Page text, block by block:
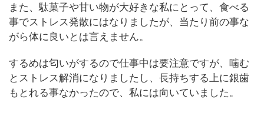
また、駄菓子や甘い物が大好きな私にとって、食べる
事でストレス発散にはなりましたが、当たり前の事な
がら体に良いとは言えません。
するめは匂いがするので仕事中は要注意ですが、噛む
とストレス解消になりましたし、長持ちする上に銀歯
もとれる事なかったので、私には向いていました。